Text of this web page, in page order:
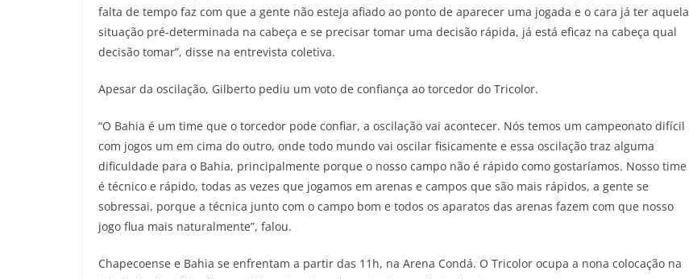
falta de tempo faz com que a gente não esteja afiado ao ponto de aparecer uma jogada e o cara já ter aquela
situação pré-determinada na cabeça e se precisar tomar uma decisão rápida, já está eficaz na cabeça qual
decisão tomar”, disse na entrevista coletiva.
Apesar da oscilação, Gilberto pediu um voto de confiança ao torcedor do Tricolor.
“O Bahia é um time que o torcedor pode confiar, a oscilação vai acontecer. Nós temos um campeonato difícil
com jogos um em cima do outro, onde todo mundo vai oscilar fisicamente e essa oscilação traz alguma
dificuldade para o Bahia, principalmente porque o nosso campo não é rápido como gostaríamos. Nosso time
é técnico e rápido, todas as vezes que jogamos em arenas e campos que são mais rápidos, a gente se
sobressai, porque a técnica junto com o campo bom e todos os aparatos das arenas fazem com que nosso
jogo flua mais naturalmente”, falou.
Chapecoense e Bahia se enfrentam a partir das 11h, na Arena Condá. O Tricolor ocupa a nona colocação na